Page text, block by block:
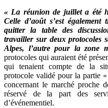
« La réunion de juillet a été
Celle d’août s’est
quitter la table des
travailler sur deux protocoles
Alpes, l’autre pour la zone
protocoles qui auraient été
qui tenaient compte de la
protocole validé pour la partie
concernant le marché proche
réservé de la part des
d’événementiel.